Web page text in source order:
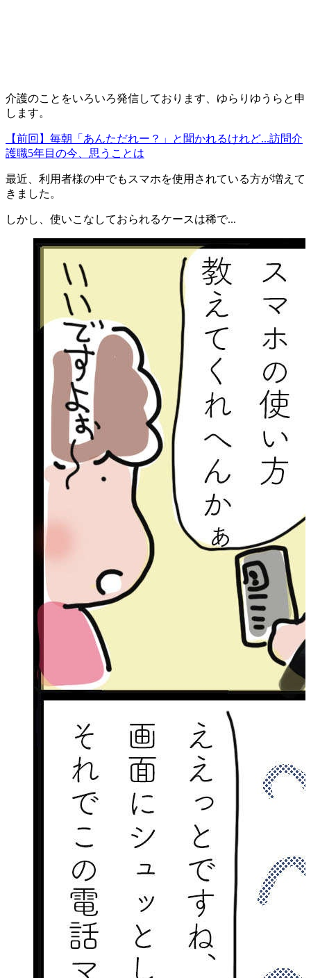
介護のことをいろいろ発信しております、 ゆら りゆうらと申
します。
【前回】毎朝「あんただれー？」と聞かれるけれど...訪問介
護職5年目の今、思うことは
最近、 利用者様の中でもスマホを使用されている方が増えて
きました。
しかし、使いこなしておられるケースは稀で...